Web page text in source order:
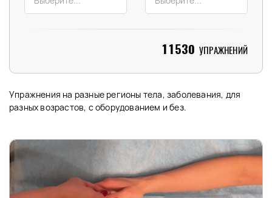
11530 УПРАЖНЕНИЙ
Упражнения на разные регионы тела, заболевания, для
разных возрастов, с оборудованием и без.